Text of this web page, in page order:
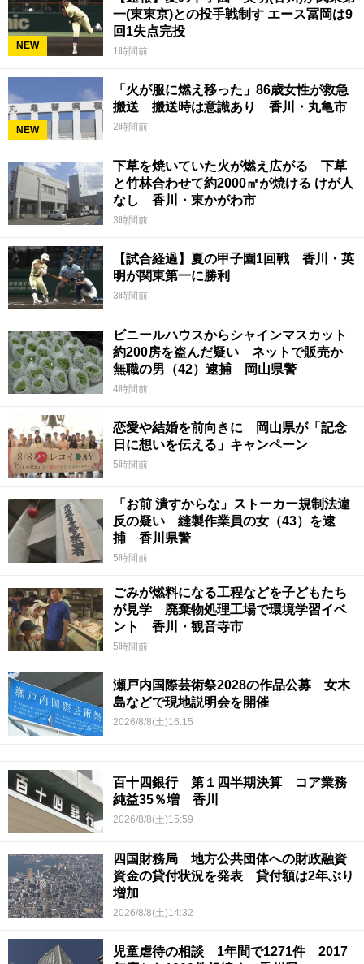
NEW
一(東東京)との投手戦制す エース冨岡は9
回1失点完投
1時間前
NEW
「火が服に燃え移った」86歳女性が救急
搬送 搬送時は意識あり 香川・丸亀市
2時間前
下草を焼いていた火が燃え広がる 下草
と竹林合わせて約2000㎡が焼ける けが人
なし 香川・東かがわ市
3時間前
【試合経過】夏の甲子園1回戦 香川・英
明が関東第一に勝利
3時間前
ビニールハウスからシャインマスカット
約200房を盗んだ疑い ネットで販売か
無職の男（42）逮捕 岡山県警
4時間前
恋愛や結婚を前向きに 岡山県が「記念
日に想いを伝える」キャンペーン
5時間前
「お前 潰すからな」ストーカー規制法違
反の疑い 縫製作業員の女（43）を逮
捕 香川県警
5時間前
ごみが燃料になる工程などを子どもたち
が見学 廃棄物処理工場で環境学習イベ
ント 香川・観音寺市
5時間前
瀬戸内国際芸術祭2028の作品公募 女木
島などで現地説明会を開催
2026/8/8(土)16:15
百十四銀行 第１四半期決算 コア業務
純益35％増 香川
2026/8/8(土)15:59
四国財務局 地方公共団体への財政融資
資金の貸付状況を発表 貸付額は2年ぶり
増加
2026/8/8(土)14:32
児童虐待の相談 1年間で1271件 2017